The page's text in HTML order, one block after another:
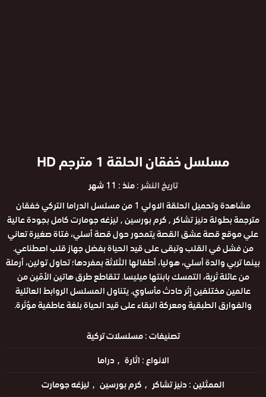
مسلسل خفقان الحلقة 1 مترجم HD
تاريخ النشر :منذ : 11 شهر
مشاهدة وتحميل الحلقة الاولي 1 من مسلسل الدراما التركي خفقان
مترجمة بطولة دنيز تشاكر , كرم بورسين , ليزغه جومارت كامل بجودة عالية
علي موقع قصة عشق القصة يتمحور حول قصة أسلي، فتاة صغيرة تعاني
من فشل في القلب وتبقى على قيد الحياة بفضل جهاز قلب اصطناعي.
بينما تربي والدة أسلي، هوليا، أطفالها الثلاثة بمفردها؛ تحاول تولين، أرملة
من عائلة ثرية، التمسك بابنتها ميليسا. تتقاطع طرق هاتين الأمّين من
عالمين مختلفين إثر حادث مأساوي. يتناول المسلسل الروابط العائلية
والفوارق الطبقية ومعركة البقاء على قيد الحياة بلغة عاطفية مؤثرة.
تصنيفات :مسلسلات تركية
الانواع :اثارة
دراما
الممثلين :دنيز تشاكر كرم بورسين ليزغه جومارت